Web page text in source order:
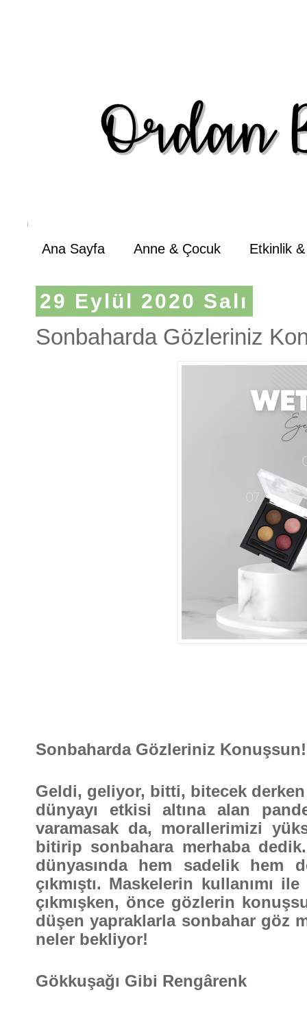
Ana Sayfa Anne & Çocuk Etkinlik
29 Eylül 2020 Salı
Sonbaharda Gözleriniz
Sonbaharda Gözleriniz Konuşsun!
Geldi, geliyor, bitti, bitecek derken
dünyayı etkisi altına alan
varamasak da, morallerimizi
bitirip sonbahara merhaba
dünyasında hem sadelik hem de
çıkmıştı. Maskelerin kullanımı
çıkmışken, önce gözlerin
düşen yapraklarla sonbahar göz
neler bekliyor!
Gökkuşağı Gibi Rengârenk